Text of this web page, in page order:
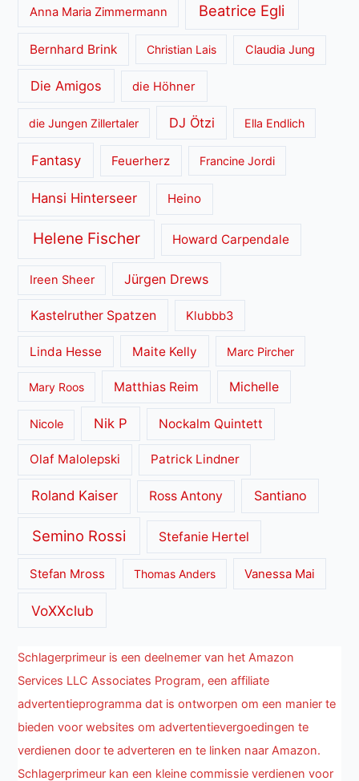
Anna Maria Zimmermann Beatrice Egli
Bernhard Brink Christian Lais Claudia Jung
Die Amigos die Höhner
die Jungen Zillertaler DJ Ötzi Ella Endlich
Fantasy Feuerherz Francine Jordi
Hansi Hinterseer Heino
Helene Fischer Howard Carpendale
Ireen Sheer Jürgen Drews
Kastelruther Spatzen Klubbb3
Linda Hesse Maite Kelly Marc Pircher
Mary Roos Matthias Reim Michelle
Nicole Nik P Nockalm Quintett
Olaf Malolepski Patrick Lindner
Roland Kaiser Ross Antony Santiano
Semino Rossi Stefanie Hertel
Stefan Mross Thomas Anders Vanessa Mai
VoXXclub
Schlagerprimeur is een deelnemer van het Amazon
Services LLC Associates Program, een affiliate
advertentieprogramma dat is ontworpen om een manier te
bieden voor websites om advertentievergoedingen te
verdienen door te adverteren en te linken naar Amazon.
Schlagerprimeur kan een kleine commissie verdienen voor